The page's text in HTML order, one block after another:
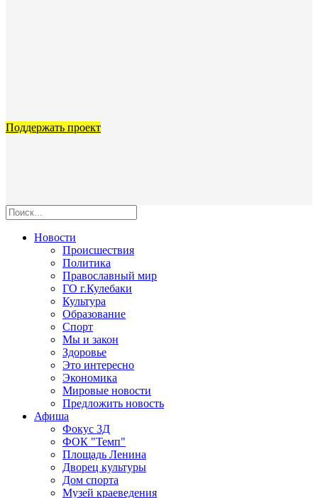
Поддержать проект
Новости
Происшествия
Политика
Православный мир
ГО г.Кулебаки
Культура
Образование
Спорт
Мы и закон
Здоровье
Это интересно
Экономика
Мировые новости
Предложить новость
Афиша
Фокус 3Д
ФОК "Темп"
Площадь Ленина
Дворец культуры
Дом спорта
Музей краеведения